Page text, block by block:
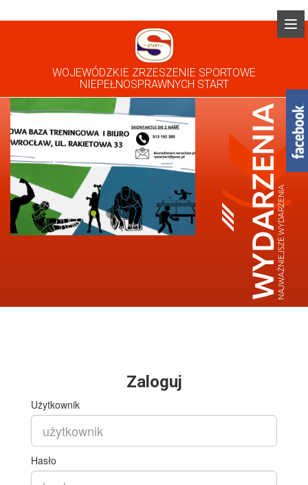
WOJEWÓDZKIE ZRZESZENIE SPORTOWE
NIEPEŁNOSPRAWNYCH START
Zaloguj
Użytkownik
Hasło